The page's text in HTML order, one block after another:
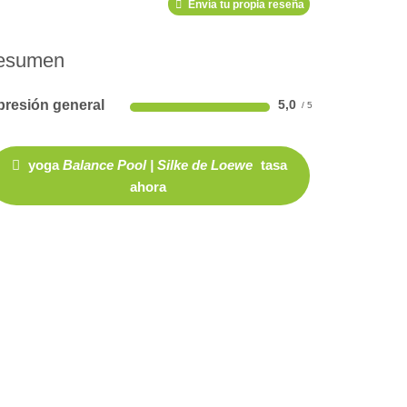
Envía tu propia reseña
general 5,0
yogaBalance Pool | Silke de Loewe tasa
ahora